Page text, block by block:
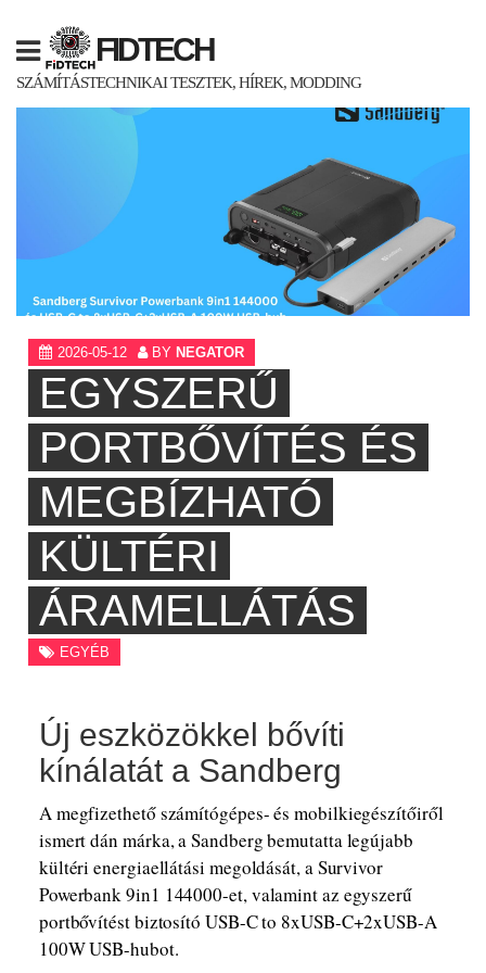
content
FIDTECH
SZÁMÍTÁSTECHNIKAI TESZTEK, HÍREK, MODDING
2026-05-12 BY NEGATOR
EGYSZERŰ
PORTBŐVÍTÉS ÉS
MEGBÍZHATÓ
KÜLTÉRI
ÁRAMELLÁTÁS
EGYÉB
Új eszközökkel bővíti
kínálatát a Sandberg
A megfizethető számítógépes- és mobilkiegészítőiről
ismert dán márka, a Sandberg bemutatta legújabb
kültéri energiaellátási megoldását, a Survivor
Powerbank 9in1 144000-et, valamint az egyszerű
portbővítést biztosító USB-C to 8xUSB-C+2xUSB-A
100W USB-hubot.